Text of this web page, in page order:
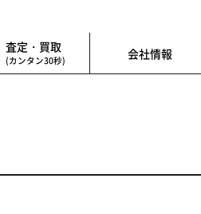
査定・買取
(カンタン30秒) 会社情報